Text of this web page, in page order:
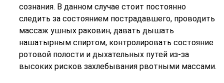
сознания. В данном случае стоит постоянно
следить за состоянием пострадавшего, проводить
массаж ушных раковин, давать дышать
нашатырным спиртом, контролировать состояние
ротовой полости и дыхательных путей из-за
высоких рисков захлебывания рвотными массами.